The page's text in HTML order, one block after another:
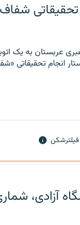
عربستان به یک
انجام تحقیقاتی
آزادی،